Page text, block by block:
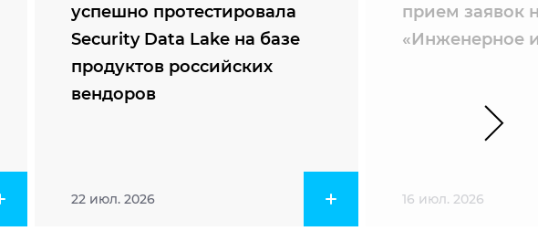
успешно протестировала
Security Data Lake на базе
продуктов российских
вендоров
22 июл. 2026
прием заявок
«Инженерное
16 июл. 2026